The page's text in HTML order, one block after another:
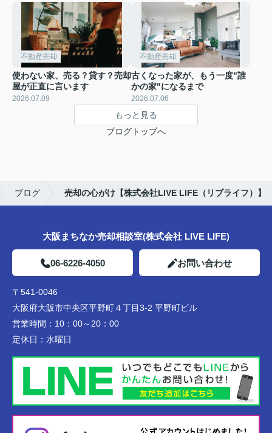
不動産売却
使わない家、売る？貸す？売却
屋が正直に言います
2026.07.09
不動産売却
古くなった家が、もう一度"誰
かの家"になるまで
2026.07.06
もっと見る
ブログトップへ
ブログ 売却の心がけ【株式会社LIVE LIFE（リブライフ）】
大阪まちなか売却相談室(株式会社 LIVE LIFE)
06-6226-4050 お問い合わせ
〒541-0046
大阪府大阪市中央区平野町４丁目3-2 平野町ビル
営業時間： 10：00～20：00
定休日： 水曜日